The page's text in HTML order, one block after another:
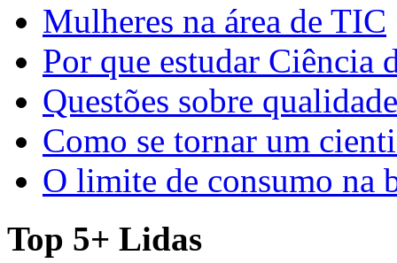
Mulheres na área de TIC
Por que estudar Ciência
Questões sobre
Como se tornar um
O limite de consumo na
Top 5+ Lidas